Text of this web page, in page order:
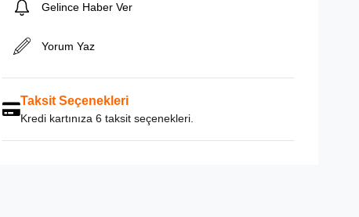
Gelince Haber Ver
Yorum Yaz
Taksit Seçenekleri
Kredi kartınıza 6 taksit seçenekleri.